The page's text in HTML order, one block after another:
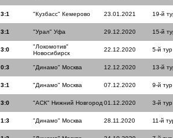
3:1 "Кузбасс" Кемерово 23.01.2021 19-й
3:1 "Урал" Уфа 29.12.2020 15-й
3:0
"Локомотив"
Новосибирск
22.12.2020 5-й тур
0:3 "Динамо" Москва 12.12.2020 13-й
3:1 "Динамо" Москва 07.12.2020 9-й тур
3:0 "АСК" Нижний Новгород 01.12.2020 3-й тур
1:3 "Динамо" Москва 28.11.2020 11-й